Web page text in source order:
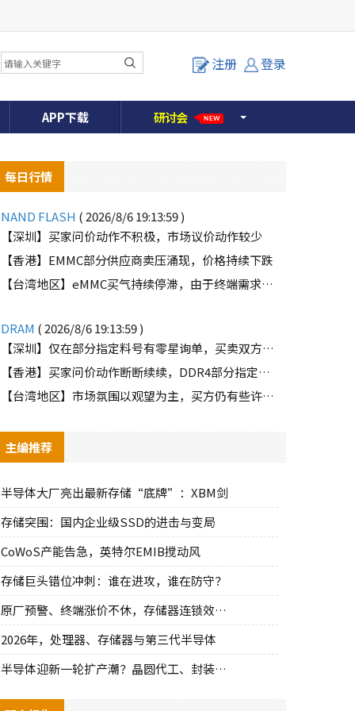
注册 登录
APP下载 研讨会 NEW
每日行情
NAND FLASH ( 2026/8/6 19:13:59 )
【深圳】买家问价动作不积极，市场议价动作较少
【香港】EMMC部分供应商卖压涌现，价格持续下跌
【台湾地区】eMMC买气持续停滞，由于终端需求未能好转
DRAM ( 2026/8/6 19:13:59 )
【深圳】仅在部分指定料号有零星询单，买卖双方价格仍有差距
【香港】买家问价动作断断续续，DDR4部分指定颗粒仍有些许询单
【台湾地区】市场氛围以观望为主，买方仍有些许零星询单释出
主编推荐
半导体大厂亮出最新存储“底牌”：XBM剑
存储突围：国内企业级SSD的进击与变局
CoWoS产能告急，英特尔EMIB搅动风
存储巨头错位冲刺：谁在进攻，谁在防守？
原厂预警、终端涨价不休，存储器连锁效应持
2026年，处理器、存储器与第三代半导体
半导体迎新一轮扩产潮？晶圆代工、封装、光